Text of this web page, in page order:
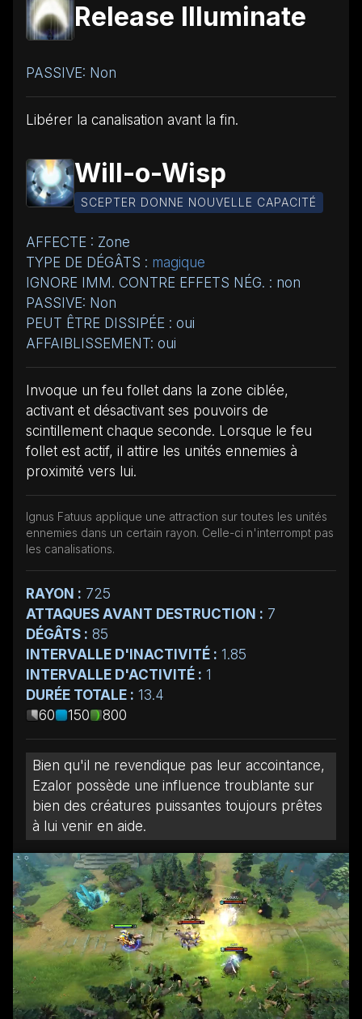
Release Illuminate
PASSIVE: Non
Libérer la canalisation avant la fin.
Will-o-Wisp
SCEPTER DONNE NOUVELLE CAPACITÉ
AFFECTE : Zone
TYPE DE DÉGÂTS : magique
IGNORE IMM. CONTRE EFFETS NÉG. : non
PASSIVE: Non
PEUT ÊTRE DISSIPÉE : oui
AFFAIBLISSEMENT: oui
Invoque un feu follet dans la zone ciblée,
activant et désactivant ses pouvoirs de
scintillement chaque seconde. Lorsque le feu
follet est actif, il attire les unités ennemies à
proximité vers lui.
Ignus Fatuus applique une attraction sur toutes les unités
ennemies dans un certain rayon. Celle-ci n'interrompt pas
les canalisations.
RAYON : 725
ATTAQUES AVANT DESTRUCTION : 7
DÉGÂTS : 85
INTERVALLE D'INACTIVITÉ : 1.85
INTERVALLE D'ACTIVITÉ : 1
DURÉE TOTALE : 13.4
60
150 800
Bien qu'il ne revendique pas leur accointance,
Ezalor possède une influence troublante sur
bien des créatures puissantes toujours prêtes
à lui venir en aide.